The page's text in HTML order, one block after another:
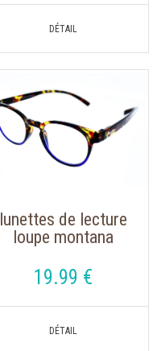
lunettes de lecture
loupe montana
autour du cou
19.99 €